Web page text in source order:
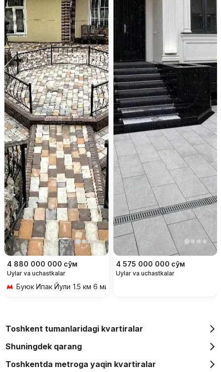
4 880 000 000 сўм
Uylar va uchastkalar
Буюк Ипак Йули 1.5 км 6 мин transportda
4 575 000 000 сўм
Uylar va uchastkalar
Toshkent tumanlaridagi kvartiralar
Shuningdek qarang
Toshkentda metroga yaqin kvartiralar